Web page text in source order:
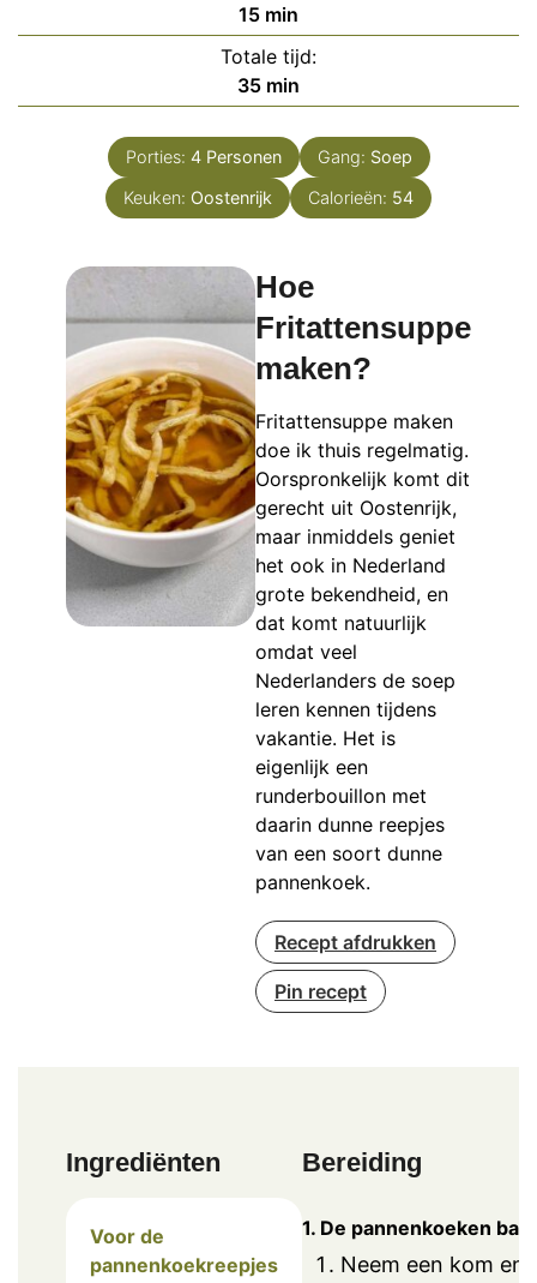
15minuten
min
Totale tijd:
35minuten
min
Porties: 4 Personen Gang: Soep
Keuken: Oostenrijk Calorieën: 54
Hoe
Fritattensuppe
maken?
Fritattensuppe maken
doe ik thuis regelmatig.
Oorspronkelijk komt dit
gerecht uit Oostenrijk,
maar inmiddels geniet
het ook in Nederland
grote bekendheid, en
dat komt natuurlijk
omdat veel
Nederlanders de soep
leren kennen tijdens
vakantie. Het is
eigenlijk een
runderbouillon met
daarin dunne reepjes
van een soort dunne
pannenkoek.
Recept afdrukken
Pin recept
Ingrediënten
Voor de
pannenkoekreepjes
Bereiding
1. De pannenkoeken
Neem een kom en